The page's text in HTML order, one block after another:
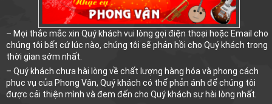
– Mọi thắc mắc xin Quý khách vui lòng gọi điện thoại hoặc Email cho
chúng tôi bất cứ lúc nào, chúng tôi sẽ phản hồi cho Quý khách trong
thời gian sớm nhất.
– Quý khách chưa hài lòng về chất lượng hàng hóa và phong cách
phục vụ của Phong Vân, Quý khách có thể phản ánh để chúng tôi
được cải thiện mình và đem đến cho Quý khách sự hài lòng nhất.